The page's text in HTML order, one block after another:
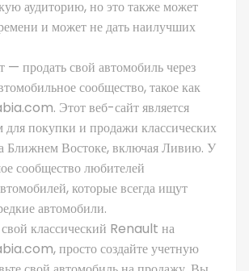
аудиторию, но это также может
и может не дать наилучших
— продать свой автомобиль через
сообщество, такое как
Этот веб-сайт является
покупки и продажи классических
Ближнем Востоке, включая Ливию. У
сообщество любителей
которые всегда ищут
автомобили.
классический Renault на
просто создайте учетную